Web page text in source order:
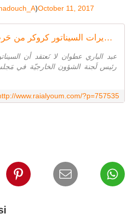
)October 11, 2017
لماذا يُؤزّم ترامب علاقات بِلاده مع إيران وتركيا دُفعةً واحدة؟ وهل سَيُوجّه الحَرس الثّوري الإيراني "ردًّا ساحقًا" على القواعد الأمريكيّة في الخليج؟ وما مَدى جِديّة تحذيرات السيناتور كروكر من حَربٍ عالميّةٍ ثالثةٍ وَشيكة؟
عبد الباري عطوان لا نَعتقد أن
رئيس لَجنة الشؤون الخارجيّة في
www.raialyoum.com/?p=757535